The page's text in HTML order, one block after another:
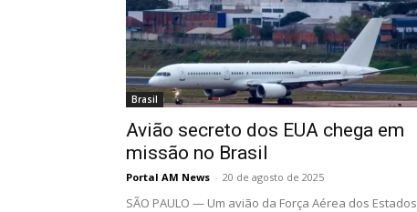
Brasil
Avião secreto dos EUA chega em
missão no Brasil
Portal AM News - 20 de agosto de 2025
SÃO PAULO — Um avião da Força Aérea dos Estados